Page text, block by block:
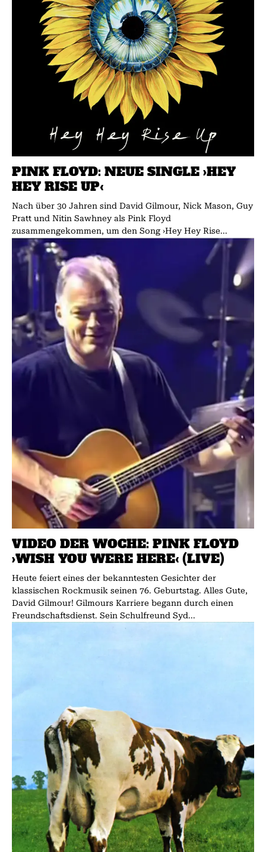
PINK FLOYD: NEUE SINGLE ›HEY
HEY RISE UP‹
Nach über 30 Jahren sind David Gilmour, Nick Mason, Guy
Pratt und Nitin Sawhney als Pink Floyd
zusammengekommen, um den Song ›Hey Hey Rise...
VIDEO DER WOCHE: PINK FLOYD
›WISH YOU WERE HERE‹ (LIVE)
Heute feiert eines der bekanntesten Gesichter der
klassischen Rockmusik seinen 76. Geburtstag. Alles Gute,
David Gilmour! Gilmours Karriere begann durch einen
Freundschaftsdienst. Sein Schulfreund Syd...